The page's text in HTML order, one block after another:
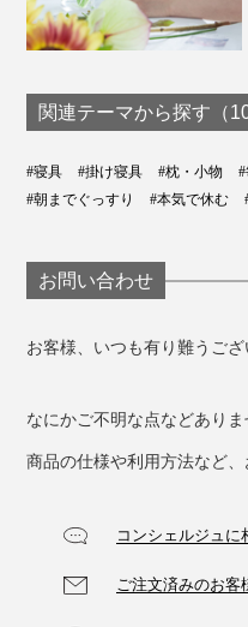
関連テーマから探す（10
#寝具 #掛け寝具 #枕・小物
#朝までぐっすり
#本気で休む
お問い合わせ
お客様、いつも有り難うござ
なにかご不明な点などありま
商品の仕様や利用方法など、
コンシェルジュに
ご注文済みのお客